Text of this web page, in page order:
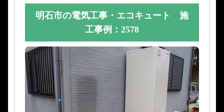
明石市の電気工事・エコキュート 施
工事例：2578